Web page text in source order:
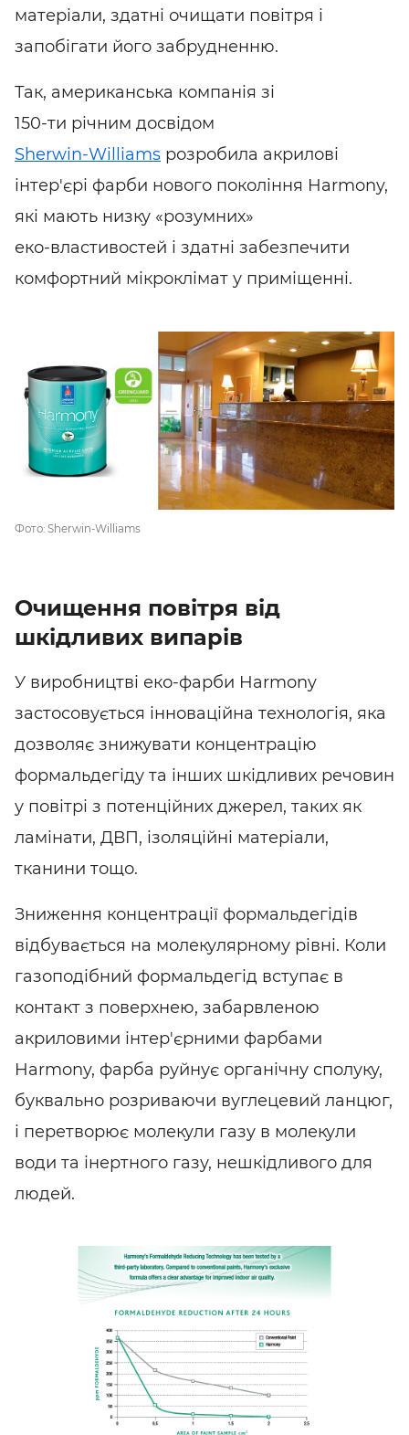
матеріали, здатні очищати повітря і
запобігати його забрудненню.
Так, американська компанія зі
150-ти річним досвідом
Sherwin-Williams розробила акрилові
інтер'єрі фарби нового покоління Harmony,
які мають низку «розумних»
еко-властивостей і здатні забезпечити
комфортний мікроклімат у приміщенні.
SUBSCRIBE
Фото: Sherwin-Williams
Очищення повітря від
шкідливих випарів
У виробництві еко-фарби Harmony
застосовується інноваційна технологія, яка
дозволяє знижувати концентрацію
формальдегіду та інших шкідливих речовин
у повітрі з потенційних джерел, таких як
ламінати, ДВП, ізоляційні матеріали,
тканини тощо.
Зниження концентрації формальдегідів
відбувається на молекулярному рівні. Коли
газоподібний формальдегід вступає в
контакт з поверхнею, забарвленою
акриловими інтер'єрними фарбами
Harmony, фарба руйнує органічну сполуку,
буквально розриваючи вуглецевий ланцюг,
і перетворює молекули газу в молекули
води та інертного газу, нешкідливого для
людей.